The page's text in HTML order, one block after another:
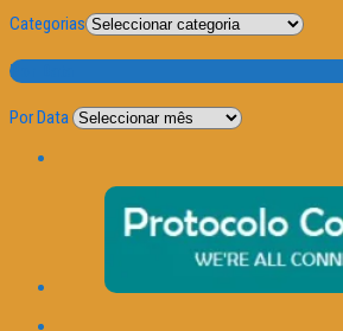
Categorias
Por Data
Por Data